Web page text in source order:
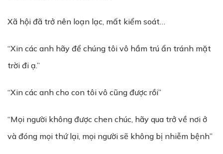
Xã hội đã trở nên loạn lạc, mất kiểm soát…
“Xin các anh hãy để chúng tôi vô hầm trú ẩn tránh mặt
trời đi ạ.”
“Xin các anh cho con tôi vô cũng được rồi”
“Mọi người không được chen chúc, hãy qua trở về nơi ở
và đóng mọi thứ lại, mọi người sẽ không bị nhiễm bệnh”